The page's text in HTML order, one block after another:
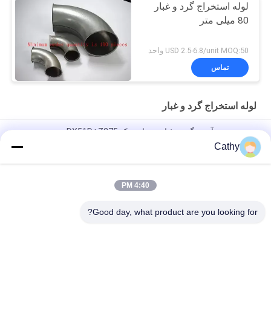
لوله استخراج گرد و غبار
80 میلی متر
USD 2.5-6.8/unit MOQ:50 واحد
تماس
لوله استخراج گرد و غبار
سیستم جمع آوری گرد و غبار - مواد زینک DX51D+Z275
گالوانیزه کروی مخروط بالا شومینه کلاه با صفحه نمایش شومینه
خروجی کلاه تنظیم
لوله استخراج گرد و غبار صفحه گالوانیزه فرآیند جمع آوری گرد و غبار
Cathy
4:40 PM
Good day, what product are you looking for?